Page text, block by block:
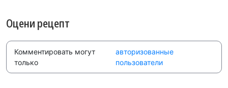
Оцени рецепт
Комментировать могут
только
авторизованные
пользователи